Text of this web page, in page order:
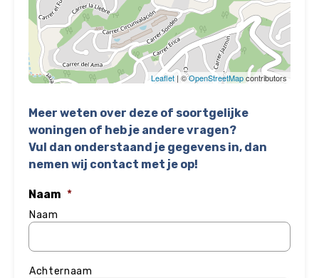
Leaflet | ©OpenStreetMapcontributors
Meer weten over deze of soortgelijke
woningen of heb je andere vragen?
Vul dan onderstaand je gegevens in, dan
nemen wij contact met je op!
Naam *
Naam
Achternaam